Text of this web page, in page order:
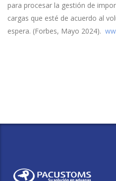
para procesar la gestión de
cargas que esté de acuerdo al
espera. (Forbes, Mayo 2024).